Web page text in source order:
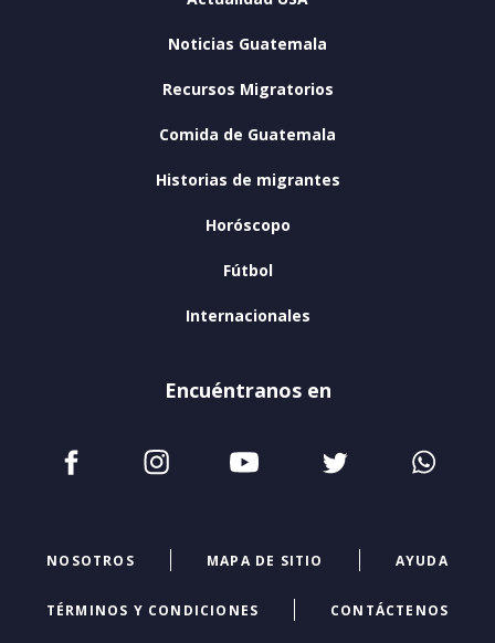
Noticias Guatemala
Recursos Migratorios
Comida de Guatemala
Historias de migrantes
Horóscopo
Fútbol
Internacionales
Encuéntranos en
NOSOTROS MAPA DE SITIO AYUDA
TÉRMINOS Y CONDICIONES CONTÁCTENOS